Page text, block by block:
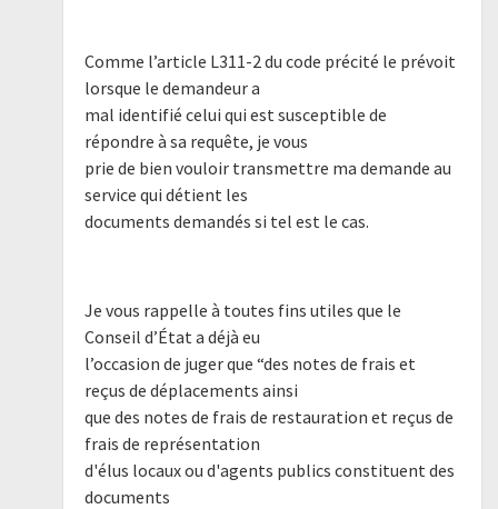
Comme l’article L311-2 du code précité le prévoit
lorsque le demandeur a
mal identifié celui qui est susceptible de
répondre à sa requête, je vous
prie de bien vouloir transmettre ma demande au
service qui détient les
documents demandés si tel est le cas.
Je vous rappelle à toutes fins utiles que le
Conseil d’État a déjà eu
l’occasion de juger que “des notes de frais et
reçus de déplacements ainsi
que des notes de frais de restauration et reçus de
frais de représentation
d'élus locaux ou d'agents publics constituent des
documents